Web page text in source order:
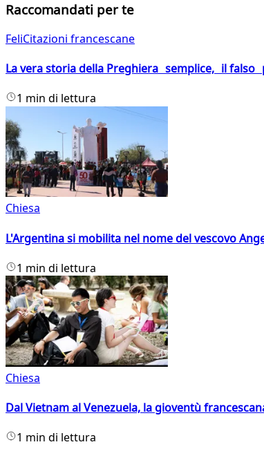
Raccomandati per te
FeliCitazioni francescane
La vera storia della Preghiera semplice, il falso
1 min di lettura
Chiesa
L'Argentina si mobilita nel nome del vescovo
1 min di lettura
Chiesa
Dal Vietnam al Venezuela, la gioventù
1 min di lettura